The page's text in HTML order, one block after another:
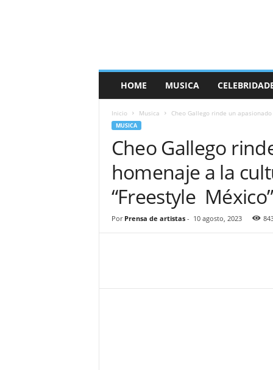
a
HOME MUSICA
Inicio Musica Cheo Gallego rinde un
MUSICA
Cheo Gallego
homenaje a la
“Freestyle México”
Por Prensa de artistas- 10 agosto, 2023